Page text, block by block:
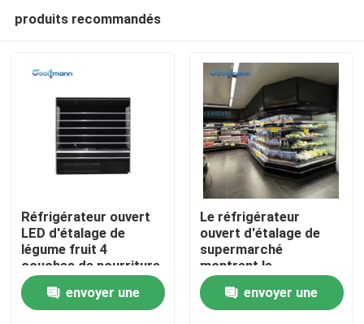
Maison
Produits
produits recommandés
Réfrigérateur ouvert
LED d'étalage de
légume fruit 4
couches de nourriture
de réfrigérateur
d'affichageenvoyer une
Le réfrigérateur
ouvert d'étalage de
supermarché
montrent le
congélateur large de
Cabinet de légume
fruit de 1.25m
envoyer une